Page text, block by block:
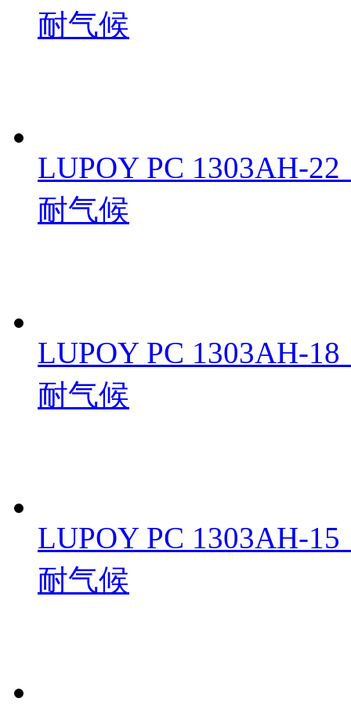
耐气候
LUPOY PC 1303AH-
耐气候
LUPOY PC 1303AH-
耐气候
LUPOY PC 1303AH-
耐气候